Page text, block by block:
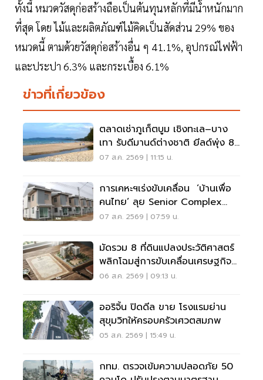
ทั้งนี้ หมวดวัสดุก่อสร้างถือเป็นต้นทุนหลักที่มีน้ำหนักมาก
ที่สุด โดย ไม้และผลิตภัณฑ์ไม้คิดเป็นสัดส่วน 29% ของ
หมวดนี้ ตามด้วยวัสดุก่อสร้างอื่น ๆ 41.1%, อุปกรณ์ไฟฟ้า
และประปา 6.3% และกระเบื้อง 6.1%
ข่าวที่เกี่ยวข้อง
ตลาดเช่าภูเก็ตบูม เชิงทะเล–บาง
เทา รับดีมานด์ต่างชาติ ยีลด์พุ่ง 8-
12%
07 ส.ค. 2569 | 11:15 น.
การเคหะฯเร่งขับเคลื่อน ‘บ้านเพื่อ
คนไทย’ ลุย Senior Complex
ฟื้นฟูเมือง
07 ส.ค. 2569 | 07:59 น.
มัดรวม 8 ที่ดินแปลงประวัติศาสตร์
พลิกโฉมสู่การขับเคลื่อนเศรษฐกิจ
เมือง
06 ส.ค. 2569 | 09:13 น.
ออริจิ้น ปิดดีล ขาย โรงแรมย่าน
สุขุมวิทให้ครอบครัวเศวตสมภพ
05 ส.ค. 2569 | 15:49 น.
กทม. ตรวจเข้มความปลอดภัย 50